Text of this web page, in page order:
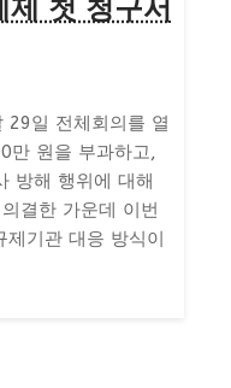
첫 청구서
29일 전체회의를 열
만 원을 부과하고,
방해 행위에 대해
결한 가운데 이번
제기관 대응 방식이